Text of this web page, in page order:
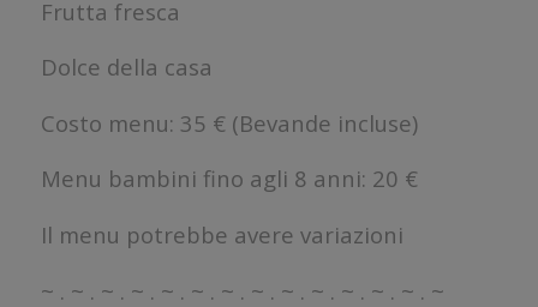
Frutta fresca
Dolce della casa
Costo menu: 35 € (Bevande incluse)
Menu bambini fino agli 8 anni: 20 €
Il menu potrebbe avere variazioni
~ . ~ . ~ . ~ . ~ . ~ . ~ . ~ . ~ . ~ . ~ . ~ . ~ . ~